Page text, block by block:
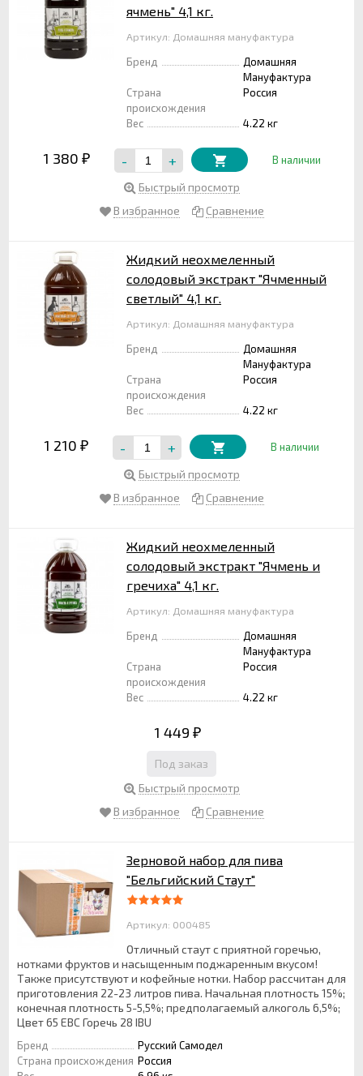
ячмень" 4,1 кг.
Артикул: Домашняя мануфактура
Бренд
Домашняя
Мануфактура
Страна
происхождения
Россия
Вес 4.22 кг
1 380 ₽ - + В наличии
Быстрый просмотр
В избранное
Сравнение
Жидкий неохмеленный
солодовый экстракт "Ячменный
светлый" 4,1 кг.
Артикул: Домашняя мануфактура
Бренд
Домашняя
Мануфактура
Страна
происхождения
Россия
Вес 4.22 кг
1 210 ₽ - + В наличии
Быстрый просмотр
В избранное
Сравнение
Жидкий неохмеленный
солодовый экстракт "Ячмень и
гречиха" 4,1 кг.
Артикул: Домашняя мануфактура
Бренд
Домашняя
Мануфактура
Страна
происхождения
Россия
Вес 4.22 кг
1 449 ₽
Под заказ
Быстрый просмотр
В избранное
Сравнение
Зерновой набор для пива
"Бельгийский Стаут"
Артикул: 000485
Отличный стаут с приятной горечью,
нотками фруктов и насыщенным поджаренным вкусом!
Также присутствуют и кофейные нотки. Набор рассчитан для
приготовления 22-23 литров пива. Начальная плотность 15%;
конечная плотность 5-5,5%; предполагаемый алкоголь 6,5%;
Цвет 65 EBC Горечь 28 IBU
Бренд
Русский Самодел
Страна происхождения Россия